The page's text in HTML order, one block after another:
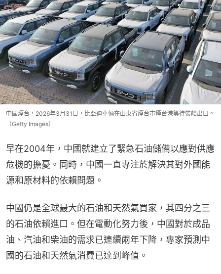
中國煙台，2026年3月31日，比亞迪車輛在山東省煙台市煙台港等待裝船出口。
（Getty Images）
早在2004年，中國就建立了緊急石油儲備以應對供應
危機的擔憂。同時，中國一直專注於解決其對外國能
源和原材料的依賴問題。
中國仍是全球最大的石油和天然氣買家，其四分之三
的石油依賴進口。但在電動化努力後，中國對於成品
油、汽油和柴油的需求已連續兩年下降，專家預測中
國的石油和天然氣消費已達到峰值。